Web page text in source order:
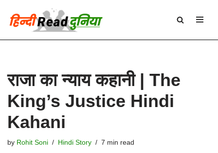
Skip
to
राजा का न्याय कहानी | The
King’s Justice Hindi
Kahani
by Rohit Soni Hindi Story 7 min read